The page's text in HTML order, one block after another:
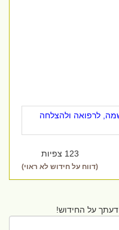
לרפואה ולהצלחה
123 צפיות
(דווח על חידוש לא ראוי)
על החידוש!